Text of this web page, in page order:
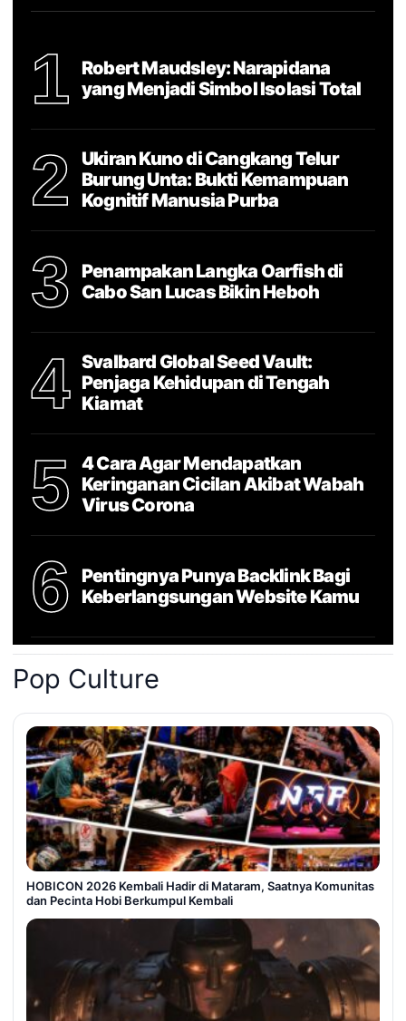
1
Robert Maudsley: Narapidana
yang Menjadi Simbol Isolasi Total
2
Ukiran Kuno di Cangkang Telur
Burung Unta: Bukti Kemampuan
Kognitif Manusia Purba
3
Penampakan Langka Oarfish di
Cabo San Lucas Bikin Heboh
4
Svalbard Global Seed Vault:
Penjaga Kehidupan di Tengah
Kiamat
5
4 Cara Agar Mendapatkan
Keringanan Cicilan Akibat Wabah
Virus Corona
6
Pentingnya Punya Backlink Bagi
Keberlangsungan Website Kamu
Pop Culture
HOBICON 2026 Kembali Hadir di Mataram, Saatnya Komunitas
dan Pecinta Hobi Berkumpul Kembali